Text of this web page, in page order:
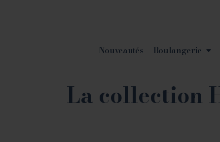
Nouveautés Boulangerie
La collection